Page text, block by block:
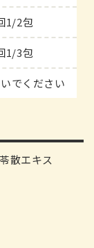
1/2包
1/3包
でください
散エキス